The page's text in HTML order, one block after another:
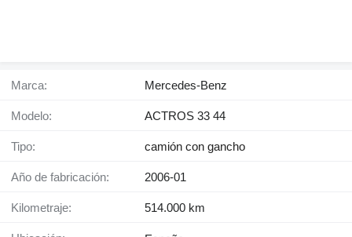
Marca: Mercedes-Benz
Modelo: ACTROS 33 44
Tipo: camión con gancho
Año de fabricación: 2006-01
Kilometraje: 514.000 km